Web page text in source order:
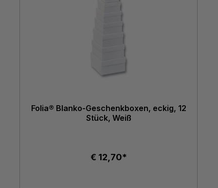
Folia® Blanko-Geschenkboxen, eckig, 12
Stück, Weiß
€ 12,70*